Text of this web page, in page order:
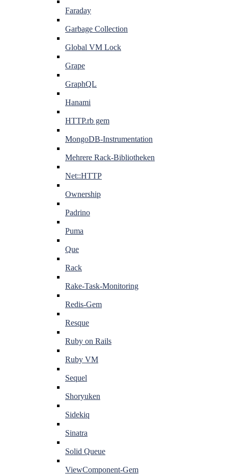
Faraday
Garbage Collection
Global VM Lock
Grape
GraphQL
Hanami
HTTP.rb gem
MongoDB-Instrumentation
Mehrere Rack-Bibliotheken
Net::HTTP
Ownership
Padrino
Puma
Que
Rack
Rake-Task-Monitoring
Redis-Gem
Resque
Ruby on Rails
Ruby VM
Sequel
Shoryuken
Sidekiq
Sinatra
Solid Queue
ViewComponent-Gem